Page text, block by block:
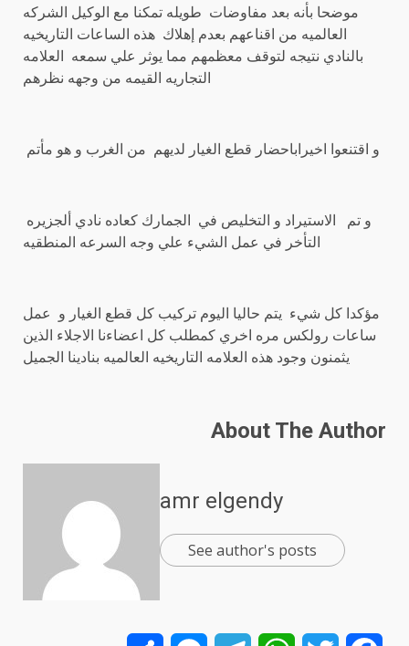
موضحا بأنه بعد مفاوضات طويله تمكنا مع الوكيل الشركه
العالميه من اقناعهم بعدم إهلاك هذه الساعات التاريخيه
بالنادي نتيجه لتوقف معظمهم مما يوثر علي سمعه العلامه
التجاريه القيمه من وجهه نظرهم
و اقتنعوا اخيراباحضار قطع الغيار لديهم من الغرب و هو مأتم
التأخر في عمل الشيء علي وجه السرعه المنطقيه
مؤكدا كل شيء يتم حاليا اليوم تركيب كل قطع الغيار و عمل
ساعات رولكس مره اخري كمطلب كل اعضاءنا الاجلاء الذين
يثمنون وجود هذه العلامه التاريخيه العالميه بنادينا الجميل
About The Author
amr elgendy
See author's posts